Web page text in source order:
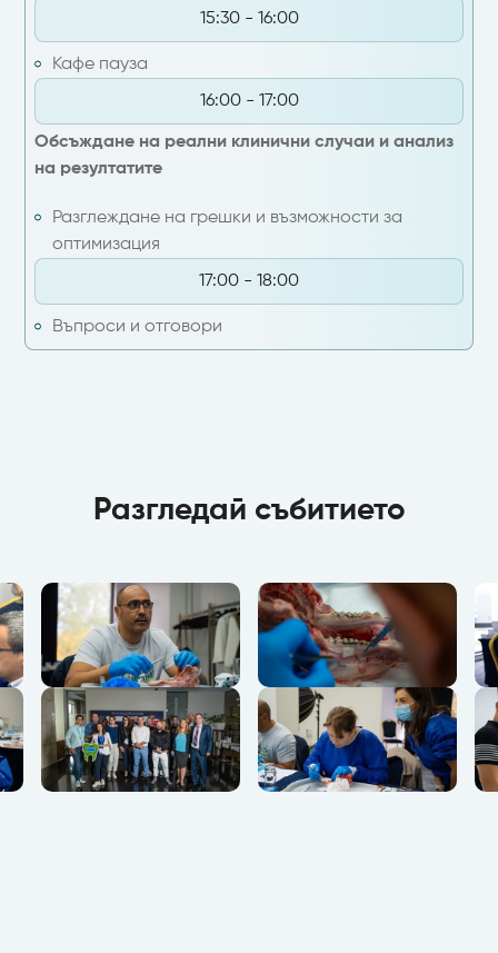
15:30 - 16:00
Кафе пауза
16:00 - 17:00
Обсъждане на реални клинични случаи и анализ
на резултатите
Разглеждане на грешки и възможности за
оптимизация
17:00 - 18:00
Въпроси и отговори
Разгледай събитието